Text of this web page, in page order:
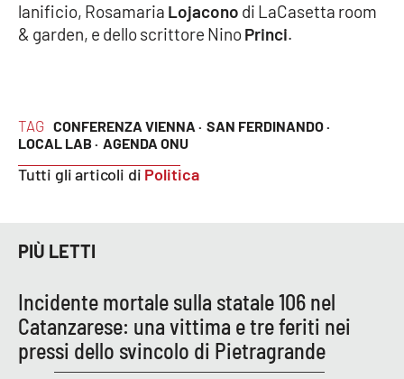
LaC Network
EDIZIONI
LOCALI
Catanzaro
Reggio Calabria
Cosenza
TAG CONFERENZA VIENNA · SAN FERDINANDO ·
LOCAL LAB · AGENDA ONU
Tutti gli articoli di Politica
lanificio, Rosamaria Lojacono di LaCasetta room
& garden, e dello scrittore NinoPrinci.
PIÙ LETTI
Incidente mortale sulla statale 106 nel
Catanzarese: una vittima e tre feriti nei
pressi dello svincolo di Pietragrande